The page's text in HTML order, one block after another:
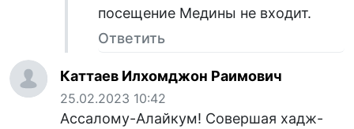
посещение Медины не входит.
Ответить
Каттаев Илхомджон Раимович
25.02.2023 10:42
Ассалому-Алайкум! Совершая хадж-